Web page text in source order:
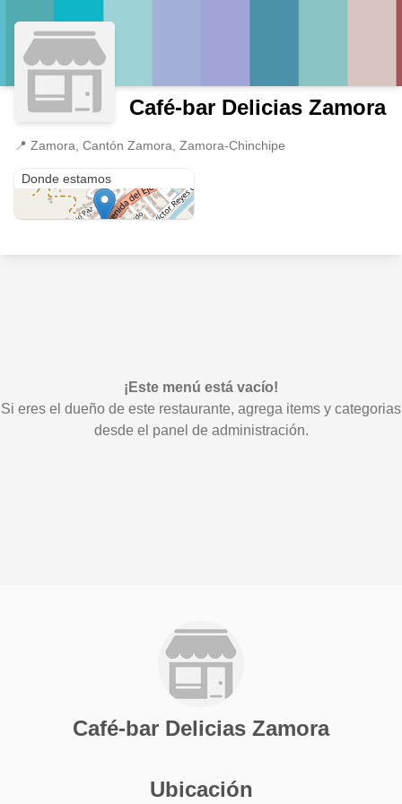
Café-bar Delicias Zamora
📍 Zamora, Cantón Zamora, Zamora-Chinchipe
Donde estamos
¡Este menú está vacío!
Si eres el dueño de este restaurante, agrega items y categorias
desde el panel de administración.
Café-bar Delicias Zamora
Ubicación